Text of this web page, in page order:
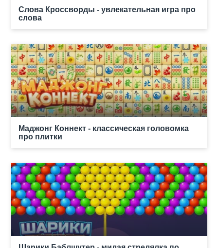
Слова Кроссворды - увлекательная игра про
слова
Маджонг Коннект - классическая головомка
про плитки